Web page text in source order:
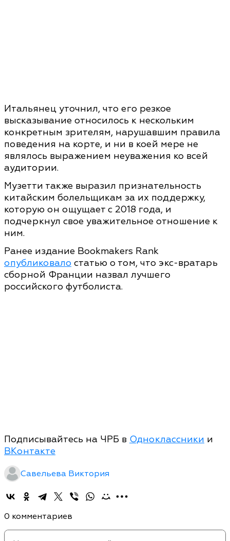
Итальянец уточнил, что его резкое
высказывание относилось к нескольким
конкретным зрителям, нарушавшим правила
поведения на корте, и ни в коей мере не
являлось выражением неуважения ко всей
аудитории.
Музетти также выразил признательность
китайским болельщикам за их поддержку,
которую он ощущает с 2018 года, и
подчеркнул свое уважительное отношение к
ним.
Ранее издание Bookmakers Rank
опубликовало статью о том, что экс-вратарь
сборной Франции назвал лучшего
российского футболиста.
Подписывайтесь на ЧРБ в Одноклассники и
ВКонтакте
Савельева Виктория
0 комментариев